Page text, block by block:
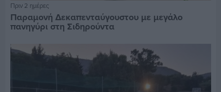
Πριν 2 ημέρες
Παραμονή Δεκαπενταύγουστου με μεγάλο
πανηγύρι στη Σιδηρούντα